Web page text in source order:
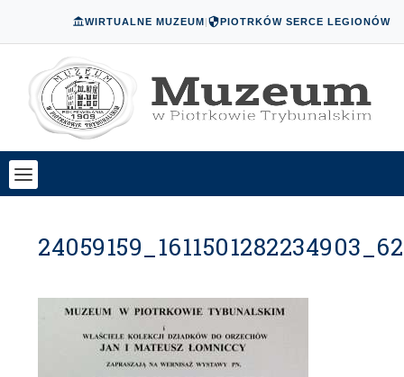
WIRTUALNE MUZEUM| PIOTRKÓW SERCE LEGIONÓW